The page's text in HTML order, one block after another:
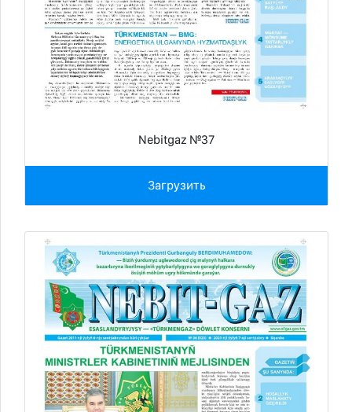
Nebitgaz №37
Загрузить